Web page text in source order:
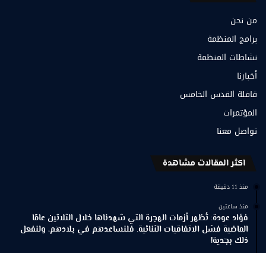
من نحن
برامج المنظمة
نشاطات المنظمة
أخبارنا
قافلة القدس الخامس
المؤتمرات
تواصل معنا
اكثر المقالات مشاهدة
منذ 11 دقيقة
منذ ساعتين
فؤاد عودة: تُظهر أزمات الهجرة التي شهدناها خلال الثلاثين عامًا
الماضية فشل الاتفاقيات الثنائية. فلنساعدهم في بلادهم، ولنفعل
ذلك بجدية!